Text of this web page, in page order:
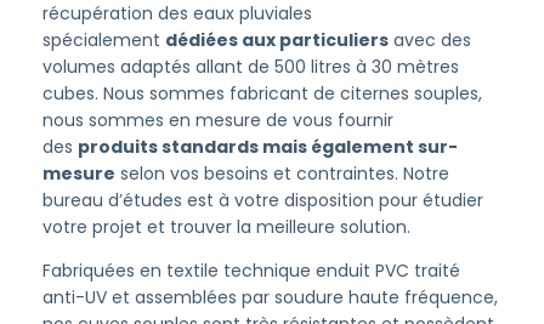
récupération des eaux pluviales
spécialement dédiées aux particuliers avec des
volumes adaptés allant de 500 litres à 30 mètres
cubes. Nous sommes fabricant de citernes souples,
nous sommes en mesure de vous fournir
des produits standards mais également sur-
mesure selon vos besoins et contraintes. Notre
bureau d’études est à votre disposition pour étudier
votre projet et trouver la meilleure solution.
Fabriquées en textile technique enduit PVC traité
anti-UV et assemblées par soudure haute fréquence,